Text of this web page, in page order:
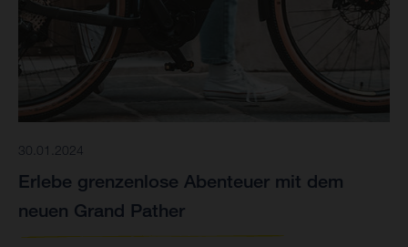
30.01.2024
Erlebe grenzenlose Abenteuer mit dem
neuen Grand Pather